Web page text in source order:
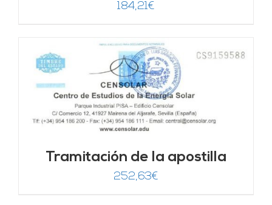
184,21€
Tramitación de la apostilla
252,63€